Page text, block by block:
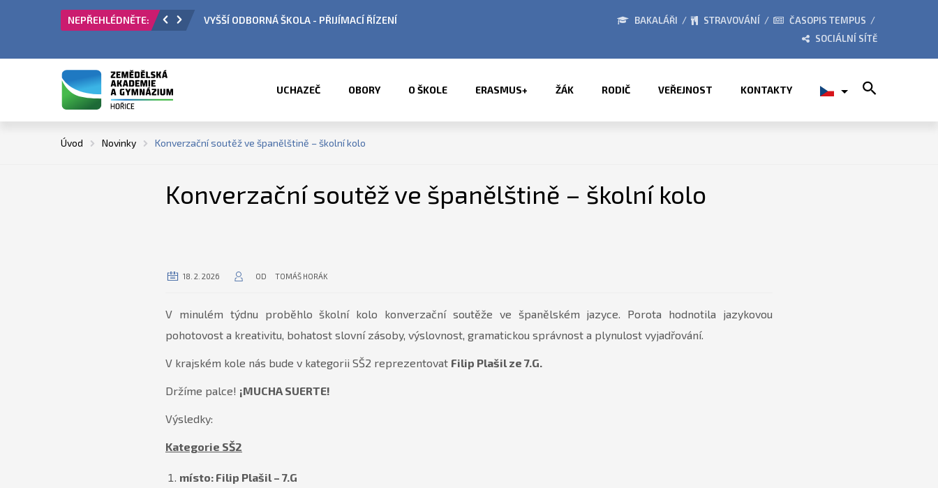
ŠKOLA - PŘIJÍMACÍ ŘÍZENÍ ÚŘEDNÍ HODINY V OBDOBÍ LETNÍCH PRÁZDNIN PŘÍMĚSTSKÉ TÁBORY 2026
BAKALÁŘI STRAVOVÁNÍ
ČASOPIS TEMPUS
SOCIÁLNÍ SÍTĚ
UCHAZEČ OBORY O ŠKOLE ERASMUS+ ŽÁK RODIČ VEŘEJNOST KONTAKTY
Úvod Novinky Konverzační soutěž ve španělštině – školní kolo
Konverzační soutěž ve španělštině – školní kolo
18. 2. 2026 OD TOMÁŠ HORÁK
V minulém týdnu proběhlo školní kolo konverzační soutěže ve španělském jazyce. Porota hodnotila jazykovou
pohotovost a kreativitu, bohatost slovní zásoby, výslovnost, gramatickou správnost a plynulost vyjadřování.
V krajském kole nás bude v kategorii SŠ2 reprezentovat Filip Plašil ze 7.G.
Držíme palce! ¡MUCHA SUERTE!
Výsledky:
Kategorie SŠ2
místo: Filip Plašil – 7.G